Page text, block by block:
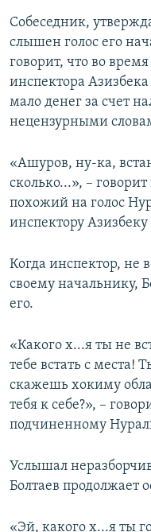
Собеседник,
слышен голос его
говорит, что во
инспектора
мало денег за счет
нецензурными
​«Ашуров, ну-ка,
сколько...», –
похожий на голос
инспектору
Когда инспектор, не
своему начальнику,
его.
​«Какого х...я ты не
тебе встать с места!
скажешь хокиму
тебя к себе?», –
подчиненному
Услышал
Болтаев продолжает
​«Эй, какого х...я ты